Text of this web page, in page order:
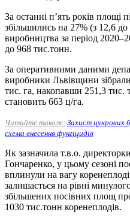
За останні п’ять років площі
збільшились на 27% (з 12,6
виробництва за період
до 968 тис.тонн.
За оперативними даними
виробники Львівщини
тис. га, накопавши 251,3 тис.
становить 663 ц/га.
Читайте також: Захист цукрових
схема внесення фунгіцидів
Як зазначила т.в.о.
Гончаренко, у цьому сезоні
вплинули на вагу
залишається на рівні
збільшених посівних площ
1030 тис.тонн коренеплодів.